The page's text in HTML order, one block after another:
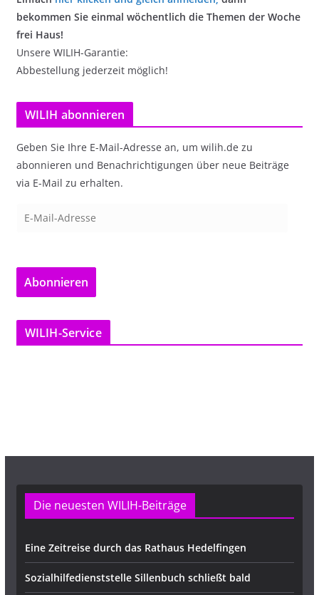
bekommen Sie einmal wöchentlich die Themen der Woche
frei Haus!
Unsere WILIH-Garantie:
Abbestellung jederzeit möglich!
WILIH abonnieren
Geben Sie Ihre E-Mail-Adresse an, um wilih.de zu
abonnieren und Benachrichtigungen über neue Beiträge
via E-Mail zu erhalten.
a
l
-
Abonnieren
WILIH-Service
Die neuesten WILIH-Beiträge
Eine Zeitreise durch das Rathaus Hedelfingen
Sozialhilfedienststelle Sillenbuch schließt bald